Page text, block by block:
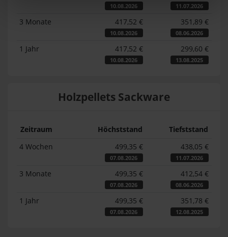
10.08.2026 11.07.2026
3 Monate 417,52 €
10.08.2026
351,89 €
08.06.2026
1 Jahr 417,52 €
10.08.2026
299,60 €
13.08.2025
Holzpellets Sackware
Zeitraum Höchststand
Tiefststand
4 Wochen
499,35 €
07.08.2026
438,05 €
11.07.2026
3 Monate 499,35 €
07.08.2026
412,54 €
08.06.2026
1 Jahr 499,35 €
07.08.2026
351,78 €
12.08.2025